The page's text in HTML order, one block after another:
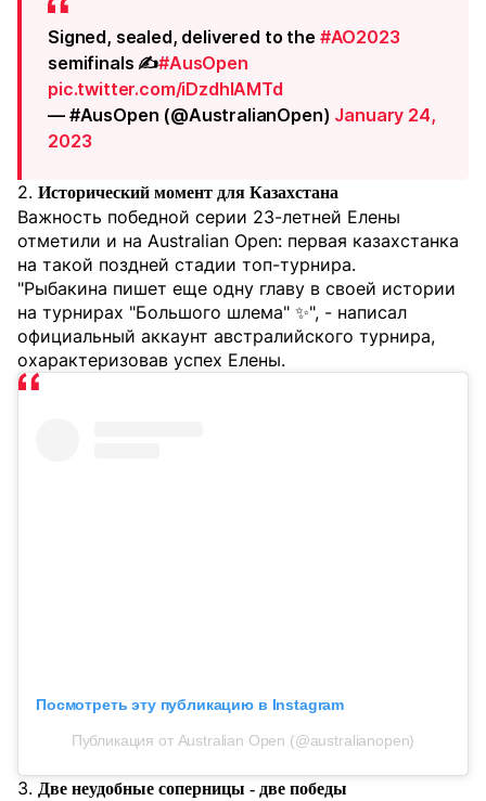
Signed, sealed, delivered to the #AO2023
semifinals ✍️#AusOpen
pic.twitter.com/iDzdhIAMTd
— #AusOpen (@AustralianOpen) January 24,
2023
2. Исторический момент для Казахстана
Важность победной серии 23-летней Елены
отметили и на Australian Open: первая казахстанка
на такой поздней стадии топ-турнира.
"Рыбакина пишет еще одну главу в своей истории
на турнирах "Большого шлема" ✨", - написал
официальный аккаунт австралийского турнира,
охарактеризовав успех Елены.
Посмотреть эту публикацию в Instagram
Публикация от Australian Open (@australianopen)
3. Две неудобные соперницы - две победы